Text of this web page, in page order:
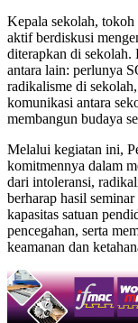
Kepala sekolah,
aktif berdiskusi
diterapkan di sekolah.
antara lain: perlunya
radikalisme di
komunikasi antara
membangun budaya
Melalui kegiatan ini,
komitmennya dalam
dari intoleransi,
berharap hasil
kapasitas satuan
pencegahan, serta
keamanan dan